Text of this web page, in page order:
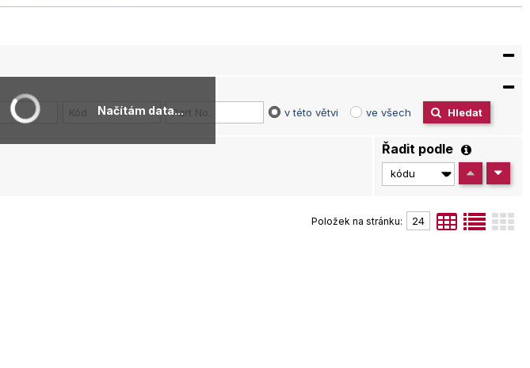
v této větvi ve všech Hledat
Řadit podle
Položek na stránku:
Načítám data...